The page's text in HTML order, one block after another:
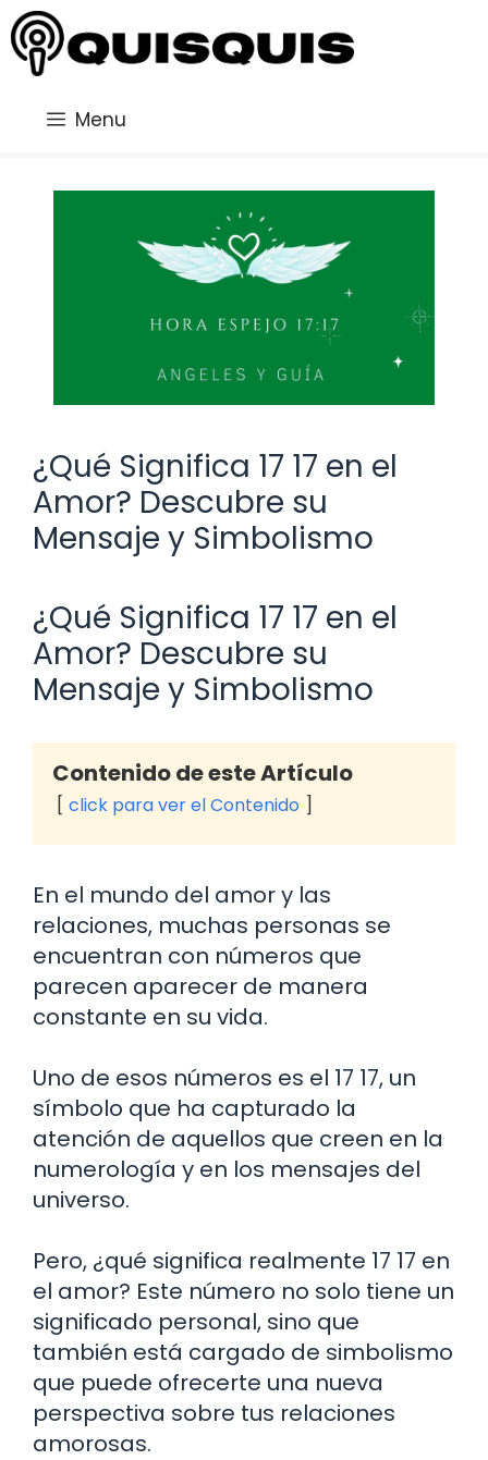
Saltar
al
contenido
Menu
¿Qué Significa 17 17 en el
Amor? Descubre su
Mensaje y Simbolismo
¿Qué Significa 17 17 en el
Amor? Descubre su
Mensaje y Simbolismo
Contenido de este Artículo
click para ver el Contenido
En el mundo del amor y las
relaciones, muchas personas se
encuentran con números que
parecen aparecer de manera
constante en su vida.
Uno de esos números es el 17 17, un
símbolo que ha capturado la
atención de aquellos que creen en la
numerología y en los mensajes del
universo.
Pero, ¿qué significa realmente 17 17 en
el amor? Este número no solo tiene un
significado personal, sino que
también está cargado de simbolismo
que puede ofrecerte una nueva
perspectiva sobre tus relaciones
amorosas.